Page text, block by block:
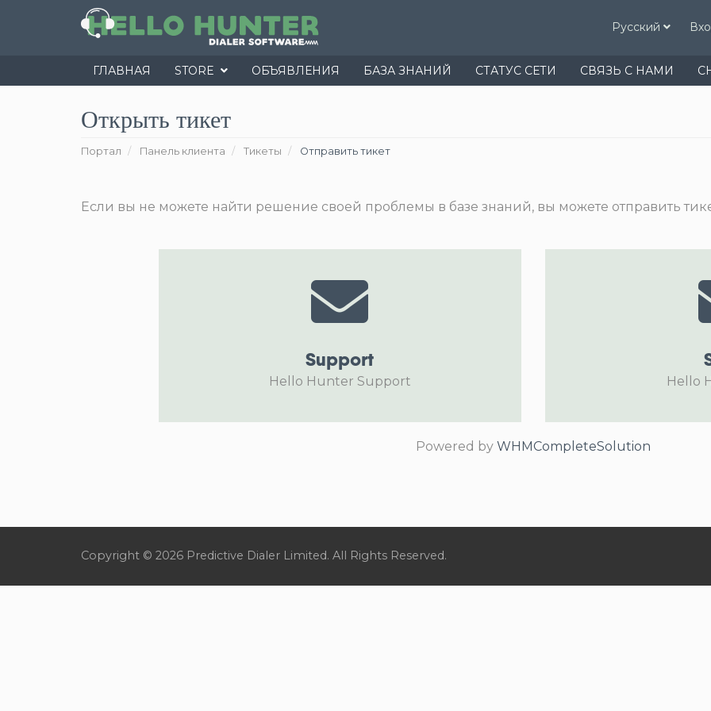
Русский
ГЛАВНАЯ STORE ОБЪЯВЛЕНИЯ БАЗА ЗНАНИЙ СТАТУС СЕТИ СВЯЗЬ С НАМИ
Открыть тикет
Портал Панель клиента Тикеты Отправить тикет
Если вы не можете найти решение своей проблемы в базе знаний, вы можете отправить
Support
Hello Hunter Support Hello
Powered by WHMCompleteSolution
Copyright © 2026 Predictive Dialer Limited. All Rights Reserved.